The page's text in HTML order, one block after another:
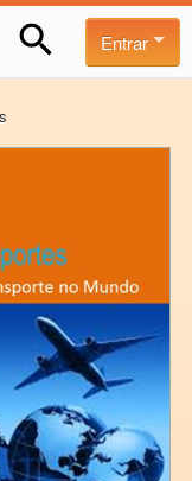
Entrar